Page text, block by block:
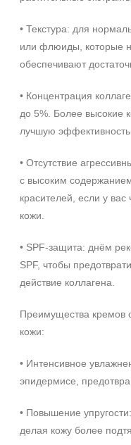
• Текстура: для
или флюиды, которые
обеспечивают
• Концентрация
до 5%. Более высокие
лучшую эффективность.
• Отсутствие
с высоким
красителей, если у
кожи.
• SPF‑защита: днём
SPF, чтобы
действие коллагена.
Преимущества кремов
кожи:
• Интенсивное
эпидермисе,
• Повышение
делая кожу более